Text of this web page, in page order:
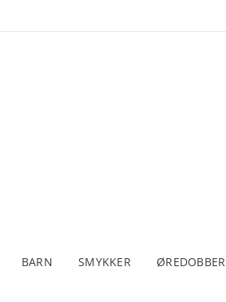
BARN SMYKKER ØREDOBBER